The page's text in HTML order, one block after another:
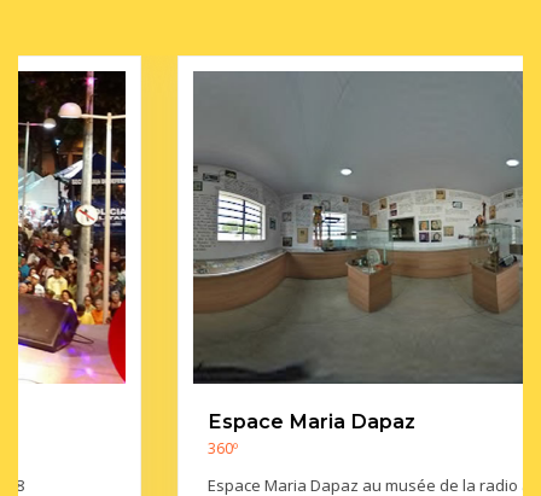
Espace Maria Dapaz
Espace Maria Dapaz au musée de la radio à Afogados da